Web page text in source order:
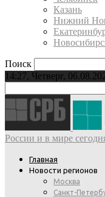
Казань
Нижний
Поиск
14:27, Четверг,
России и в мире
Главная
Новости регионов
Москва
Санкт-